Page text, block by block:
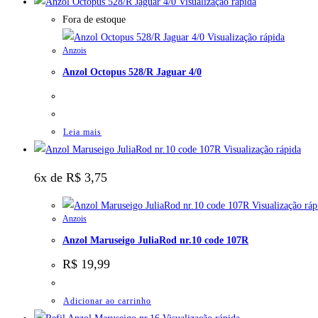
Fora de estoque
Visualização rápida
Anzois
Anzol Octopus 528/R Jaguar 4/0
Leia mais
Visualização rápida
6x de R$ 3,75
Visualização
Anzois
Anzol Maruseigo JuliaRod nr.10 code 107R
R$ 19,99
Adicionar ao carrinho